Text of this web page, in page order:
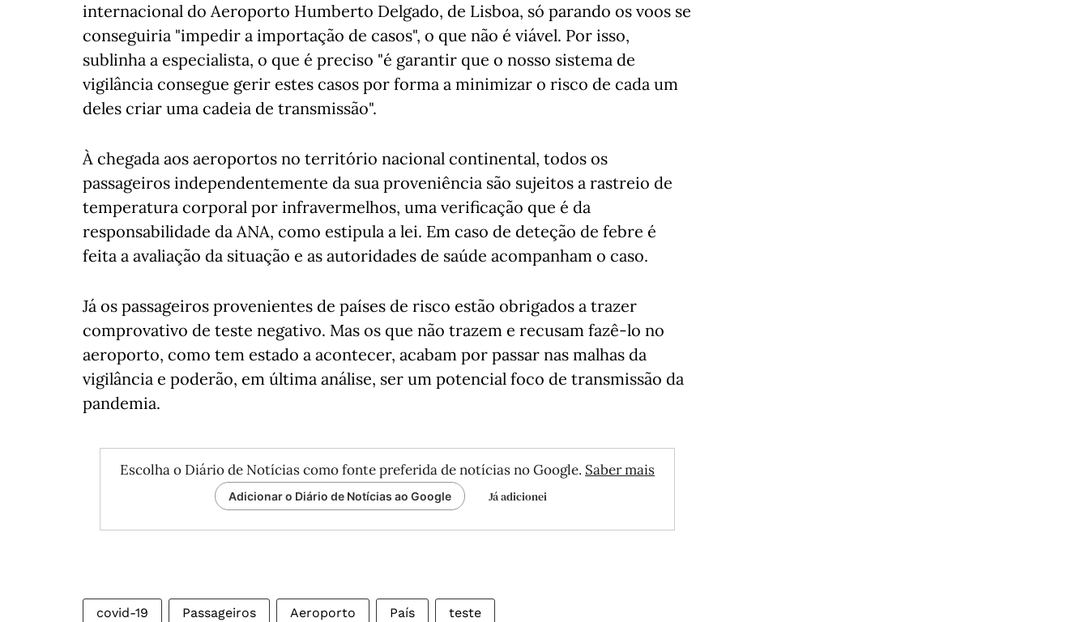
internacional do Aeroporto Humberto Delgado, de Lisboa, só parando os voos se
conseguiria "impedir a importação de casos", o que não é viável. Por isso,
sublinha a especialista, o que é preciso "é garantir que o nosso sistema de
vigilância consegue gerir estes casos por forma a minimizar o risco de cada um
deles criar uma cadeia de transmissão".
À chegada aos aeroportos no território nacional continental, todos os
passageiros independentemente da sua proveniência são sujeitos a rastreio de
temperatura corporal por infravermelhos, uma verificação que é da
responsabilidade da ANA, como estipula a lei. Em caso de deteção de febre é
feita a avaliação da situação e as autoridades de saúde acompanham o caso.
Já os passageiros provenientes de países de risco estão obrigados a trazer
comprovativo de teste negativo. Mas os que não trazem e recusam fazê-lo no
aeroporto, como tem estado a acontecer, acabam por passar nas malhas da
vigilância e poderão, em última análise, ser um potencial foco de transmissão da
pandemia.
Escolha o Diário de Notícias como fonte preferida de notícias no Google. Saber mais
Adicionar o Diário de Notícias ao Google Já adicionei
covid-19 Passageiros Aeroporto País teste